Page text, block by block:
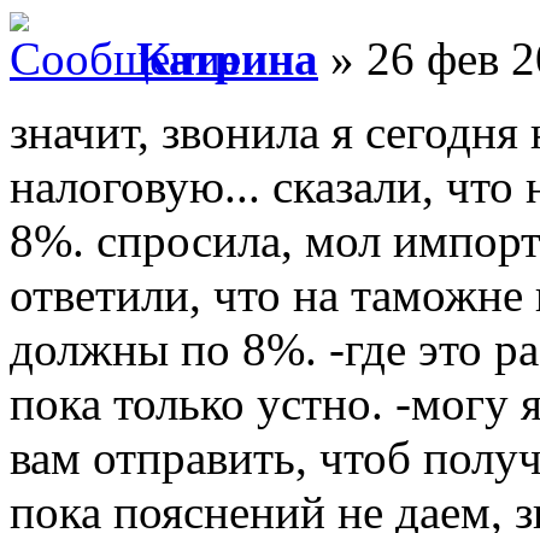
Катрина » 26 фев
значит, звонила я
налоговую... сказали,
8%. спросила, мол
ответили, что на таможне
должны по 8%. -где это
пока только устно. -могу
вам отправить, чтоб
пока пояснений не даем,